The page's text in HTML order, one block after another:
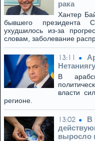
рака
Хантер
бывшего президента
ухудшилось из-за
словам, заболевание
13:11
В
власти
регионе.
13:02
В
выросло